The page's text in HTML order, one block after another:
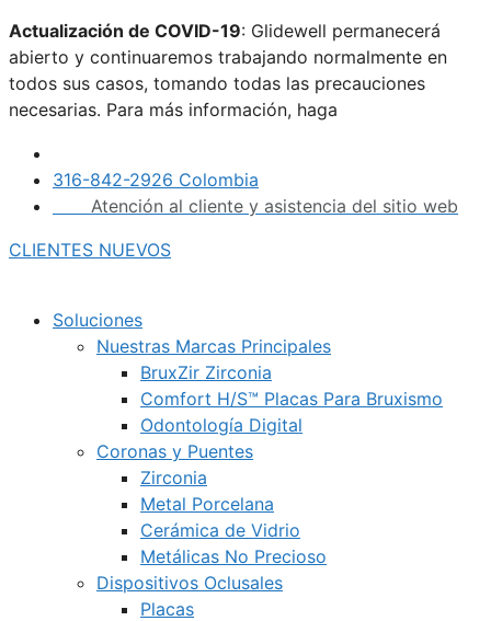
Actualización de COVID-19: Glidewell permanecerá
abierto y continuaremos trabajando normalmente en
todos sus casos, tomando todas las precauciones
necesarias. Para más información, haga
316-842-2926 Colombia
Atención al cliente y asistencia del sitio web
CLIENTES NUEVOS
Soluciones
Nuestras Marcas Principales
BruxZir Zirconia
Comfort H/S™ Placas Para Bruxismo
Odontología Digital
Coronas y Puentes
Zirconia
Metal Porcelana
Cerámica de Vidrio
Metálicas No Precioso
Dispositivos Oclusales
Placas